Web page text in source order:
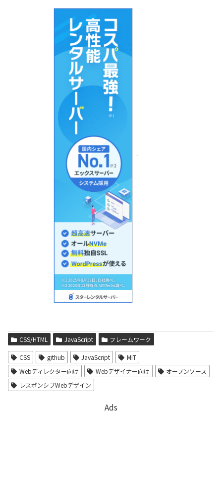
CSS/HTML JavaScript フレームワーク
CSS github JavaScript
MIT
Webディレクター向け
Webデザイナー向け
オープンソース
レスポンシブWebデザイン
Ads